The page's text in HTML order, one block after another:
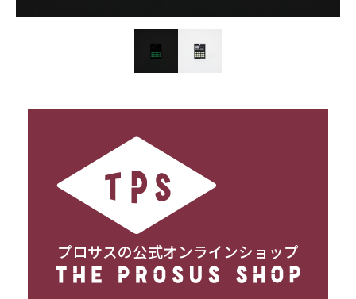
プロサスの公式オンラインショップ